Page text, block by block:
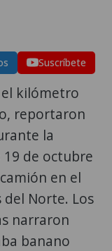
Suscríbete
kilómetro
reportaron
la
de octubre
en el
del Norte. Los
narraron
banano